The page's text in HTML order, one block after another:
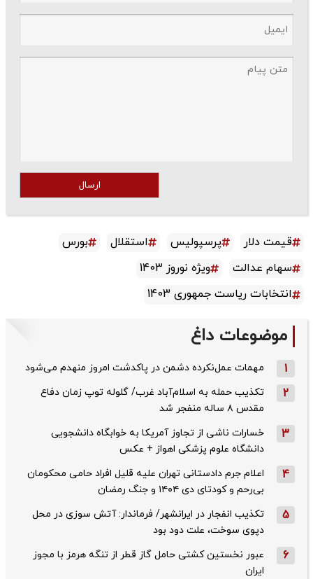
ارسال
قیمت دلار پرسپولیس استقلال
بورس
سهام عدالت
ویژه نوروز 1403
انتخابات ریاست جمهوری 1403
موضوعات داغ
1 مهمات عمل‌نکرده دشمن در پاکدشت امروز منهدم می‌شود
2
تکذیب حمله به اسلام‌آباد غرب/ گلوله توپ زمان دفاع
مقدس ۸ ساله منفجر شد
3
خسارات ناشی از تجاوز آمریکا به خوابگاه دانشجویی
دانشگاه علوم پزشکی اهواز + عکس
4
اعلام جرم دادستانی تهران علیه قلیل افراد حامی محکومان
بی‌رحم و کودتای دی‌ ۱۴۰۴ و جنگ رمضان
5
تکذیب ‌انفجار در ایرانشهر/ فرماندار: آتش سوزی در محل
دپوی سوخت، علت دود بود
6
عبور نخستین کشتی حامل گاز قطر از تنگه هرمز با مجوز
ایران